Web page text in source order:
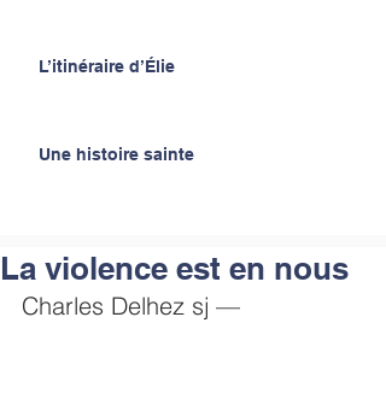
L’itinéraire d’Élie
Une histoire sainte
La violence est en nous
Charles Delhez sj —